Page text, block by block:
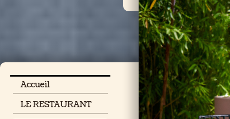
Accueil
LE RESTAURANT